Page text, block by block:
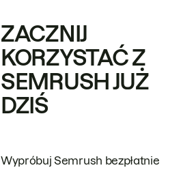
ZACZNIJ
KORZYSTAĆ Z
SEMRUSH JUŻ
DZIŚ
Wypróbuj Semrush bezpłatnie